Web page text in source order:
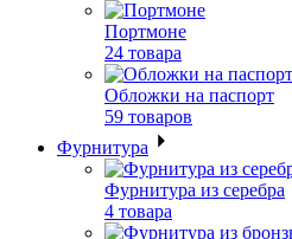
Портмоне
24 товара
Обложки на паспорт
59 товаров
Фурнитура
Фурнитура из серебра
4 товара